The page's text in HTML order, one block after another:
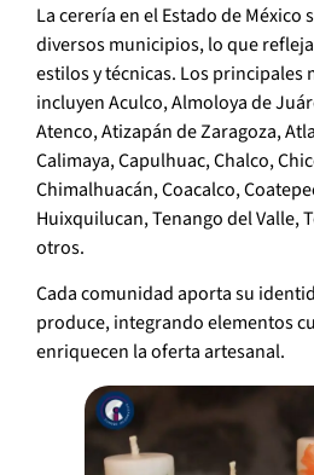
La cerería en el Estado de México
diversos municipios, lo que
estilos y técnicas. Los
incluyen Aculco, Almoloya de
Atenco, Atizapán de Zaragoza,
Calimaya, Capulhuac, Chalco,
Chimalhuacán, Coacalco,
Huixquilucan, Tenango del Valle,
otros.
Cada comunidad aporta su
produce, integrando elementos
enriquecen la oferta artesanal.